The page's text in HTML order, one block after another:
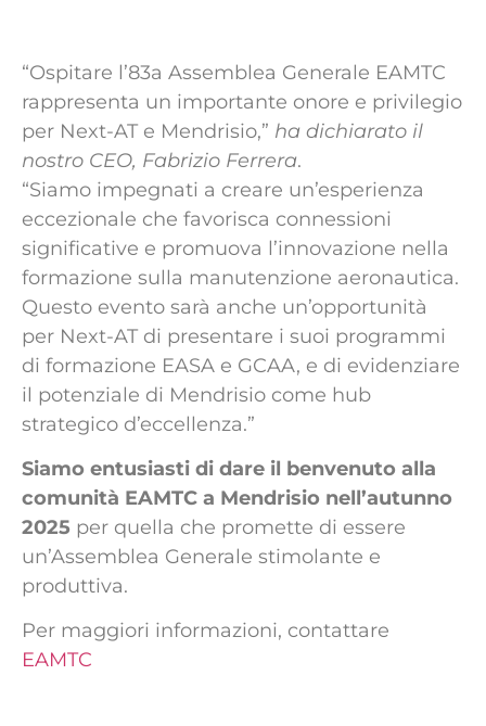
“Ospitare l’83a Assemblea Generale EAMTC
rappresenta un importante onore e privilegio
per Next-AT e Mendrisio,” ha dichiarato il
nostro CEO, Fabrizio Ferrera.
“Siamo impegnati a creare un’esperienza
eccezionale che favorisca connessioni
significative e promuova l’innovazione nella
formazione sulla manutenzione aeronautica.
Questo evento sarà anche un’opportunità
per Next-AT di presentare i suoi programmi
di formazione EASA e GCAA, e di evidenziare
il potenziale di Mendrisio come hub
strategico d’eccellenza.”
Siamo entusiasti di dare il benvenuto alla
comunità EAMTC a Mendrisio nell’autunno
2025 per quella che promette di essere
un’Assemblea Generale stimolante e
produttiva.
Per maggiori informazioni, contattare
EAMTC